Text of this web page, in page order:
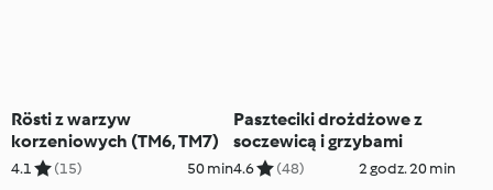
Rösti z warzyw
korzeniowych (TM6, TM7)
4.1 (15) 50 min
Paszteciki drożdżowe z
soczewicą i grzybami
4.6 (48) 2 godz. 20 min